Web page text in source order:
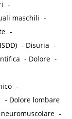
-
maschili -
-
- Disuria -
- Dolore -
-
- Dolore lombare
-